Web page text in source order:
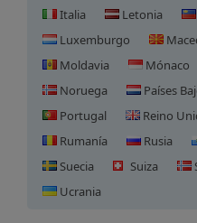
Italia
Letonia
Luxemburgo
Moldavia
Mónaco
Noruega
Países
Portugal
Reino
Rumanía
Rusia
Suecia
Suiza
Ucrania
Registro de
Luxemburgo